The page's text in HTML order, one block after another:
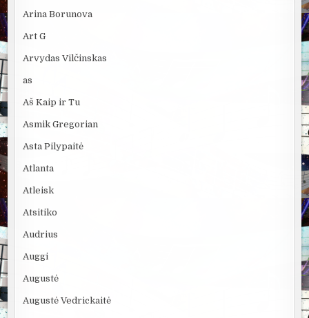
Arina Borunova
Art G
Arvydas Vilčinskas
as
Aš Kaip ir Tu
Asmik Gregorian
Asta Pilypaitė
Atlanta
Atleisk
Atsitiko
Audrius
Auggi
Augustė
Augustė Vedrickaitė